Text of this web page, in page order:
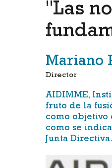
"Las
Mariano
Director
AIDIMME,
fruto de la
como objetivo
como se
Junta Directiva.